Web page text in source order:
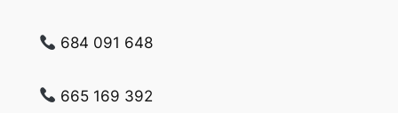
684 091 648
665 169 392